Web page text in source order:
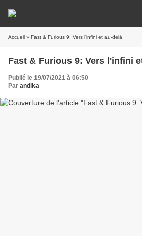
Accueil » Fast & Furious 9: Vers l'infini et au-delà
Fast & Furious 9: Vers l'infini
Publié le 19/07/2021 à 06:50
Par andika